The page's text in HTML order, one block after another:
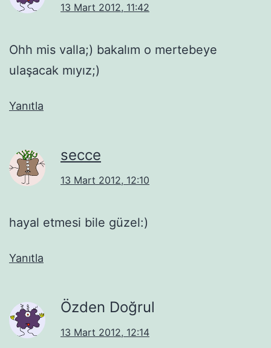
13 Mart 2012, 11:42
Ohh mis valla;) bakalım o mertebeye
ulaşacak mıyız;)
Yanıtla
secce
13 Mart 2012, 12:10
hayal etmesi bile güzel:)
Yanıtla
Özden Doğrul
13 Mart 2012, 12:14